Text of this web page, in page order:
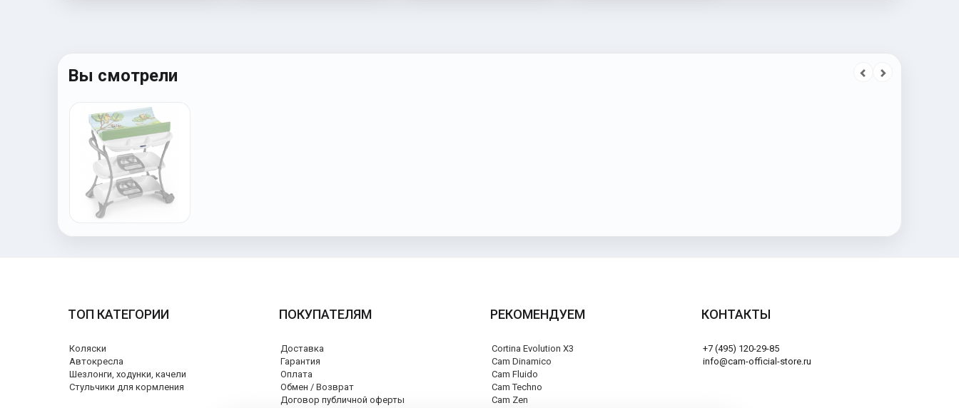
Вы смотрели
ТОП КАТЕГОРИИ
Коляски
Автокресла
Шезлонги, ходунки, качели
Стульчики для кормления
ПОКУПАТЕЛЯМ
Доставка
Гарантия
Оплата
Обмен / Возврат
Договор публичной оферты
РЕКОМЕНДУЕМ
Cortina Evolution X3
Cam Dinamico
Cam Fluido
Cam Techno
Cam Zen
КОНТАКТЫ
+7 (495) 120-29-85
info@cam-official-store.ru